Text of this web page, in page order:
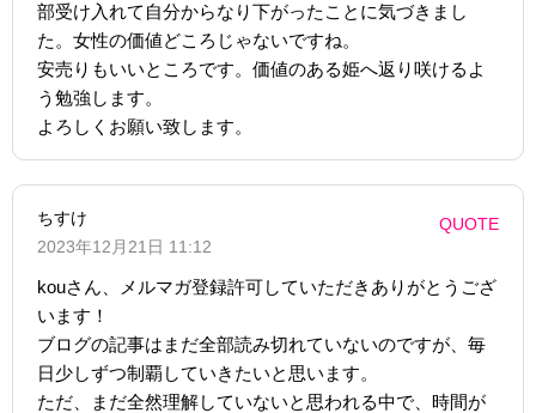
部受け入れて自分からなり下がったことに気づきまし
た。女性の価値どころじゃないですね。
安売りもいいところです。価値のある姫へ返り咲けるよ
う勉強します。
よろしくお願い致します。
ちすけ
2023年12月21日 11:12
QUOTE
kouさん、メルマガ登録許可していただきありがとうござ
います！
ブログの記事はまだ全部読み切れていないのですが、毎
日少しずつ制覇していきたいと思います。
ただ、まだ全然理解していないと思われる中で、時間が